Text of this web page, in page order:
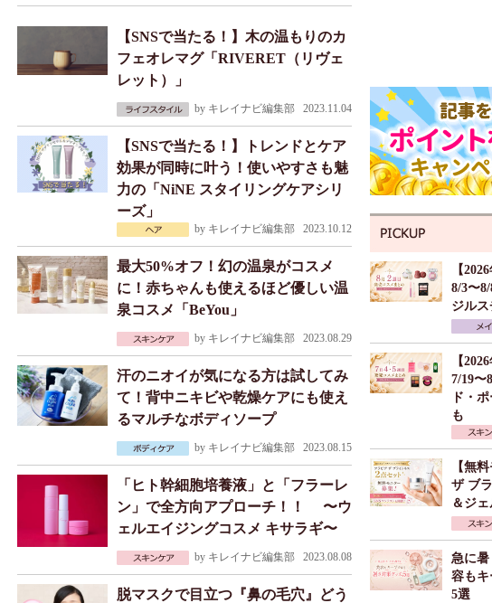
【SNSで当たる！】木の温もりのカ
フェオレマグ「RIVERET（リヴェ
レット）」
by キレイナビ編集部 2023.11.04
【SNSで当たる！】トレンドとケア
効果が同時に叶う！使いやすさも魅
力の「NiNE スタイリングケアシリ
ーズ」
by キレイナビ編集部 2023.10.12
最大50%オフ！幻の温泉がコスメ
に！赤ちゃんも使えるほど優しい温
泉コスメ「BeYou」
by キレイナビ編集部 2023.08.29
汗のニオイが気になる方は試してみ
て！背中ニキビや乾燥ケアにも使え
るマルチなボディソープ
by キレイナビ編集部 2023.08.15
「ヒト幹細胞培養液」と「フラーレ
ン」で全方向アプローチ！！ 〜ウ
ェルエイジングコスメ キサラギ〜
by キレイナビ編集部 2023.08.08
脱マスクで目立つ『鼻の毛穴』どう
【
8/3〜
ジル
【
7/19〜
ド・
も
【無
ザ ブ
＆ジ
急に
容も
5選